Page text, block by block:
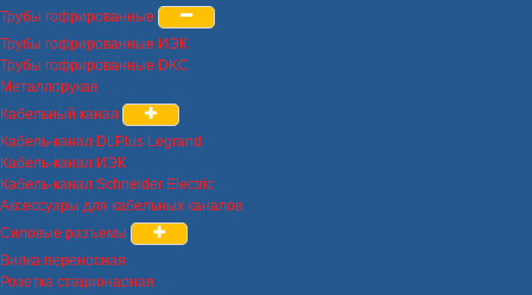
Трубы гофрированные
Трубы гофрированные ИЭК
Трубы гофрированные DKC
Металлорукав
Кабельный канал
Кабель-канал DLPlus Legrand
Кабель-канал ИЭК
Кабель-канал Schneider Electric
Аксессуары для кабельных каналов
Силовые разъемы
Вилка переносная
Розетка стационарная